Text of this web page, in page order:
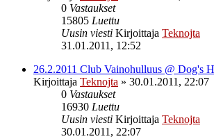
0 Vastaukset
15805 Luettu
Uusin viesti Kirjoittaja Teknojta
31.01.2011, 12:52
26.2.2011 Club Vainohulluus @ Dog's
Kirjoittaja Teknojta » 30.01.2011, 22:07
0 Vastaukset
16930 Luettu
Uusin viesti Kirjoittaja Teknojta
30.01.2011, 22:07